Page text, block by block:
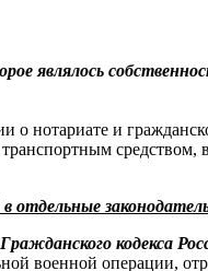
являлось
нотариате и
кодекса
военной операции,